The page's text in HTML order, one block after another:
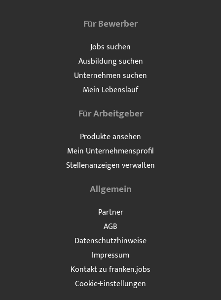
Für Bewerber
Jobs suchen
Ausbildung suchen
Unternehmen suchen
Mein Lebenslauf
Für Arbeitgeber
Produkte ansehen
Mein Unternehmensprofil
Stellenanzeigen verwalten
Allgemein
Partner
AGB
Datenschutzhinweise
Impressum
Kontakt zu franken.jobs
Cookie-Einstellungen